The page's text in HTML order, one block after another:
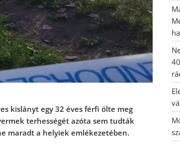
kislányt egy 32 éves férfi ölte meg
terhességét azóta sem tudták
maradt a helyiek emlékezetében.